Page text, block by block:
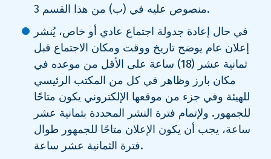
منصوص عليه في (ب) من هذا القسم 3.
في حال إعادة جدولة اجتماع عادي أو خاص، يُنشر
إعلان عام يوضح تاريخ ووقت ومكان الاجتماع قبل
ثمانية عشر (18) ساعة على الأقل من موعده في
مكان بارز وظاهر في كل من المكتب الرئيسي
للهيئة وفي جزء من موقعها الإلكتروني يكون متاحًا
للجمهور. ولإتمام فترة النشر المحددة بثمانية عشر
ساعة، يجب أن يكون الإعلان متاحًا للجمهور طوال
فترة الثمانية عشر ساعة.